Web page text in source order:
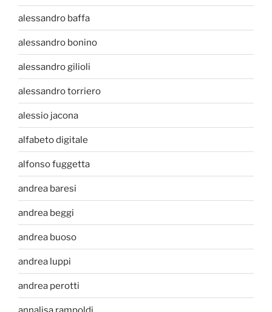
alessandro baffa
alessandro bonino
alessandro gilioli
alessandro torriero
alessio jacona
alfabeto digitale
alfonso fuggetta
andrea baresi
andrea beggi
andrea buoso
andrea luppi
andrea perotti